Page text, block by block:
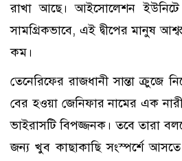
রাখা আছে। আইসোলেশন ইউনিটে
সামগ্রিকভাবে, এই দ্বীপের মানুষ
কম।
তেনেরিফের রাজধানী সান্তা ক্রুজে
বের হওয়া জেনিফার নামের এক
ভাইরাসটি বিপজ্জনক। তবে তারা
জন্য খুব কাছাকাছি সংস্পর্শে